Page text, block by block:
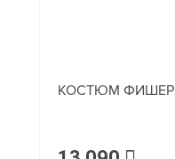
КОСТЮМ ФИШЕР